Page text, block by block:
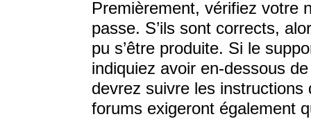
Premièrement, vérifiez votre
passe. S’ils sont corrects,
pu s’être produite. Si le
indiquiez avoir en-dessous
devrez suivre les
forums exigeront également